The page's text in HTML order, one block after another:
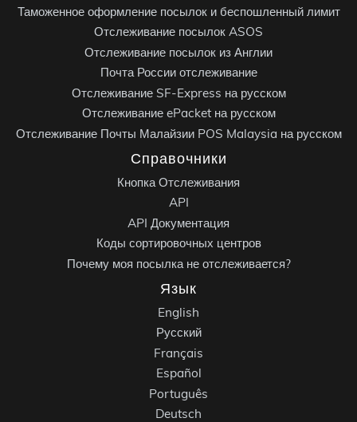
Таможенное оформление посылок и беспошленный лимит
Отслеживание посылок ASOS
Отслеживание посылок из Англии
Почта России отслеживание
Отслеживание SF-Express на русском
Отслеживание ePacket на русском
Отслеживание Почты Малайзии POS Malaysia на русском
Справочники
Кнопка Отслеживания
API
API Документация
Коды сортировочных центров
Почему моя посылка не отслеживается?
Язык
English
Русский
Français
Español
Português
Deutsch